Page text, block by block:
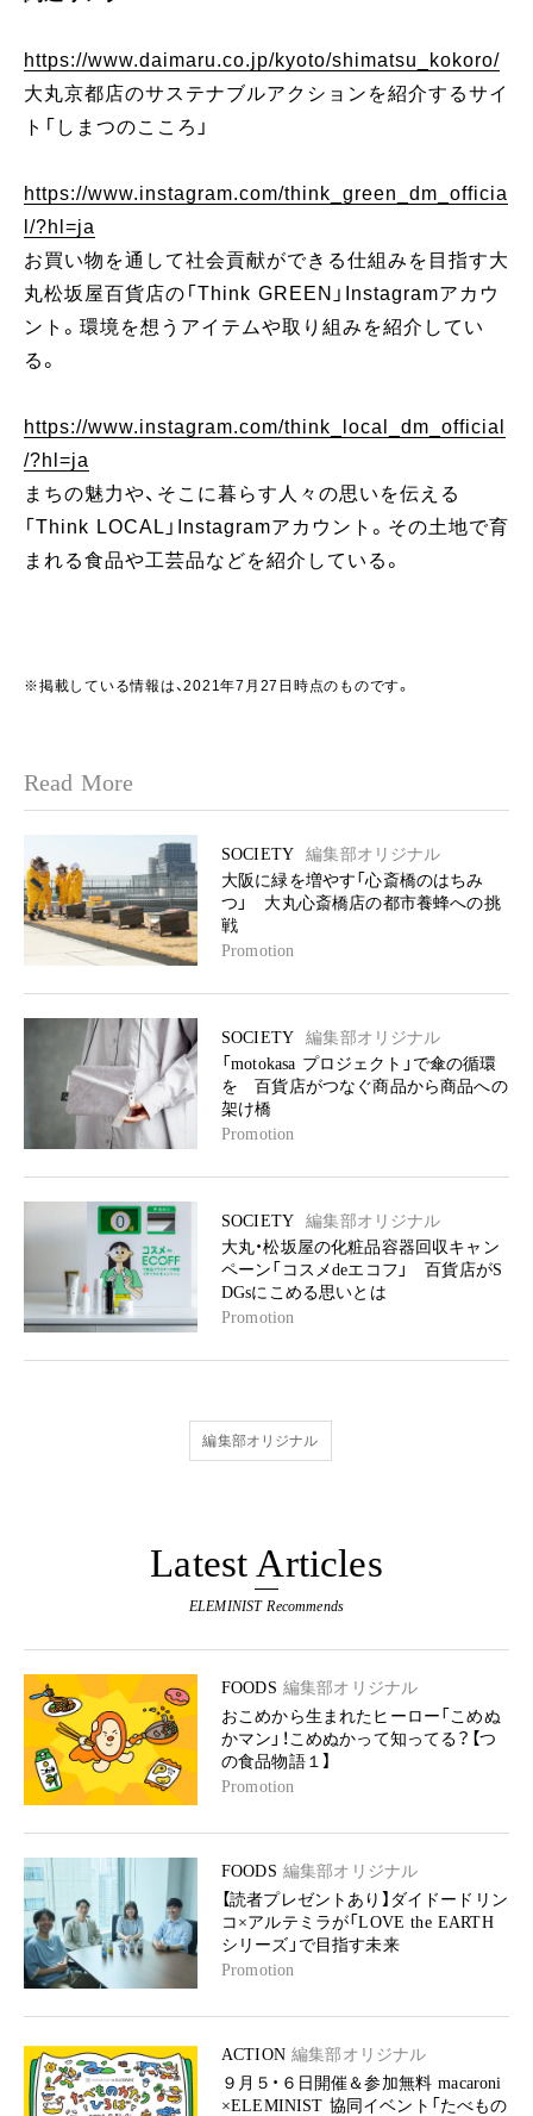
https://www.daimaru.co.jp/kyoto/shimatsu_kokoro/
大丸京都店のサステナブルアクションを紹介するサイ
ト「しまつのこころ」
https://www.instagram.com/think_green_dm_officia
l/?hl=ja
お買い物を通して社会貢献ができる仕組みを目指す大
丸松坂屋百貨店の「Think GREEN」Instagramアカウ
ント。環境を想うアイテムや取り組みを紹介してい
る。
https://www.instagram.com/think_local_dm_official
/?hl=ja
まちの魅力や、そこに暮らす人々の思いを伝える
「Think LOCAL」Instagramアカウント。その土地で育
まれる食品や工芸品などを紹介している。
※掲載している情報は、2021年7月27日時点のものです。
Read More
SOCIETY
編集部オリジナル
大阪に緑を増やす「心斎橋のはちみ
つ」 大丸心斎橋店の都市養蜂への挑
戦
Promotion
SOCIETY
編集部オリジナル
「motokasa プロジェクト」で傘の循環
を 百貨店がつなぐ商品から商品への
架け橋
Promotion
SOCIETY
編集部オリジナル
大丸・松坂屋の化粧品容器回収キャン
ペーン「コスメdeエコフ」 百貨店がS
DGsにこめる思いとは
Promotion
編集部オリジナル
Latest Articles
ELEMINIST Recommends
FOODS 編集部オリジナル
おこめから生まれたヒーロー「こめぬ
かマン」！こめぬかって知ってる？【つ
の食品物語１】
Promotion
FOODS 編集部オリジナル
【読者プレゼントあり】ダイドードリン
コ×アルテミラが「LOVE the EARTH
シリーズ」で目指す未来
Promotion
ACTION 編集部オリジナル
９月５・６日開催＆参加無料 macaroni
×ELEMINIST 協同イベント「たべもの